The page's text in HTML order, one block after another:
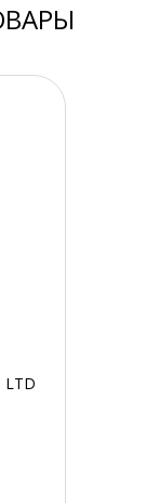
LTD